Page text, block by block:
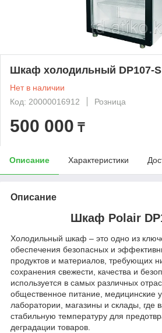
Шкаф холодильный DP107-S
Нет в наличии
Код: 20000016912
Розница
500 000 ₸
Описание Характеристики
Описание
Шкаф Polair
Холодильный шкаф – это одно из
обеспечения безопасных и
продуктов и материалов, требующих
сохранения свежести, качества и
используется в самых различных
общественное питание, медицинские
лаборатории, магазины и склады, где
стабильную температуру для
деградации товаров.